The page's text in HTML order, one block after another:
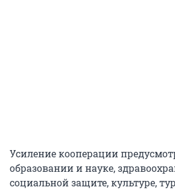
Усиление кооперации
образовании и науке,
социальной защите, культуре,